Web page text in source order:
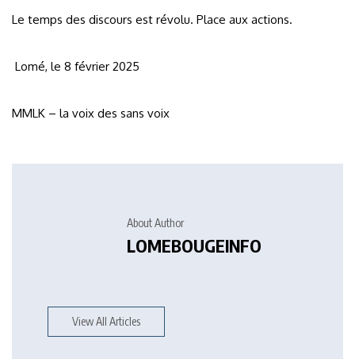
Le temps des discours est révolu. Place aux actions.
Lomé, le 8 février 2025
MMLK – la voix des sans voix
About Author
LOMEBOUGEINFO
View All Articles